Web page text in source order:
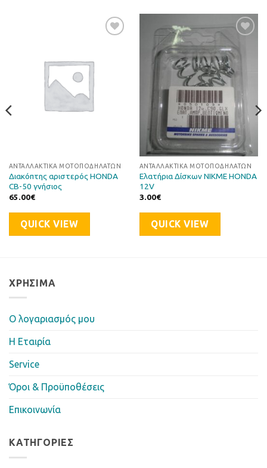
Επιθυμιών
ΑΝΤΑΛΛΑΚΤΙΚΆ ΜΟΤΟΠΟΔΗΛΆΤΩΝ
Διακόπτης αριστερός HONDA
CB-50 γνήσιος
65.00€
QUICK VIEW
στη Λίστα
Επιθυμιών
ΑΝΤΑΛΛΑΚΤΙΚΆ ΜΟΤΟΠΟΔΗΛΆΤΩΝ
Ελατήρια Δίσκων NIKME HONDA
12V
3.00€
QUICK VIEW
ΧΡΉΣΙΜΑ
Ο λογαριασμός μου
Η Eταιρία
Service
Όροι & Προϋποθέσεις
Επικοινωνία
ΚΑΤΗΓΟΡΊΕΣ